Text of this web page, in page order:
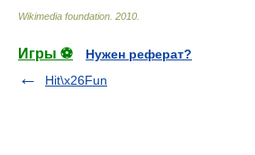
Wikimedia foundation 2010
Игры ⚽
Нужен реферат?
Hit\x26Fun